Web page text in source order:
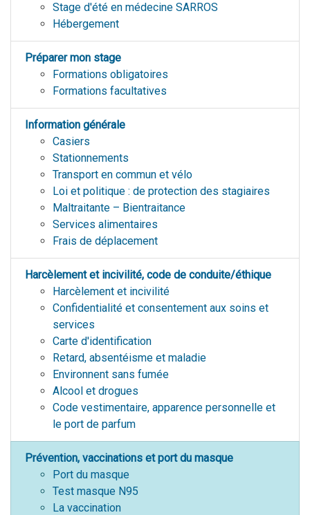
Stage d'été en médecine SARROS
Hébergement
Préparer mon stage
Formations obligatoires
Formations facultatives
Information générale
Casiers
Stationnements
Transport en commun et vélo
Loi et politique : de protection des stagiaires
Maltraitante – Bientraitance
Services alimentaires
Frais de déplacement
Harcèlement et incivilité, code de conduite/éthique
Harcèlement et incivilité
Confidentialité et consentement aux soins et
services
Carte d'identification
Retard, absentéisme et maladie
Environnent sans fumée
Alcool et drogues
Code vestimentaire, apparence personnelle et
le port de parfum
Prévention, vaccinations et port du masque
Port du masque
Test masque N95
La vaccination